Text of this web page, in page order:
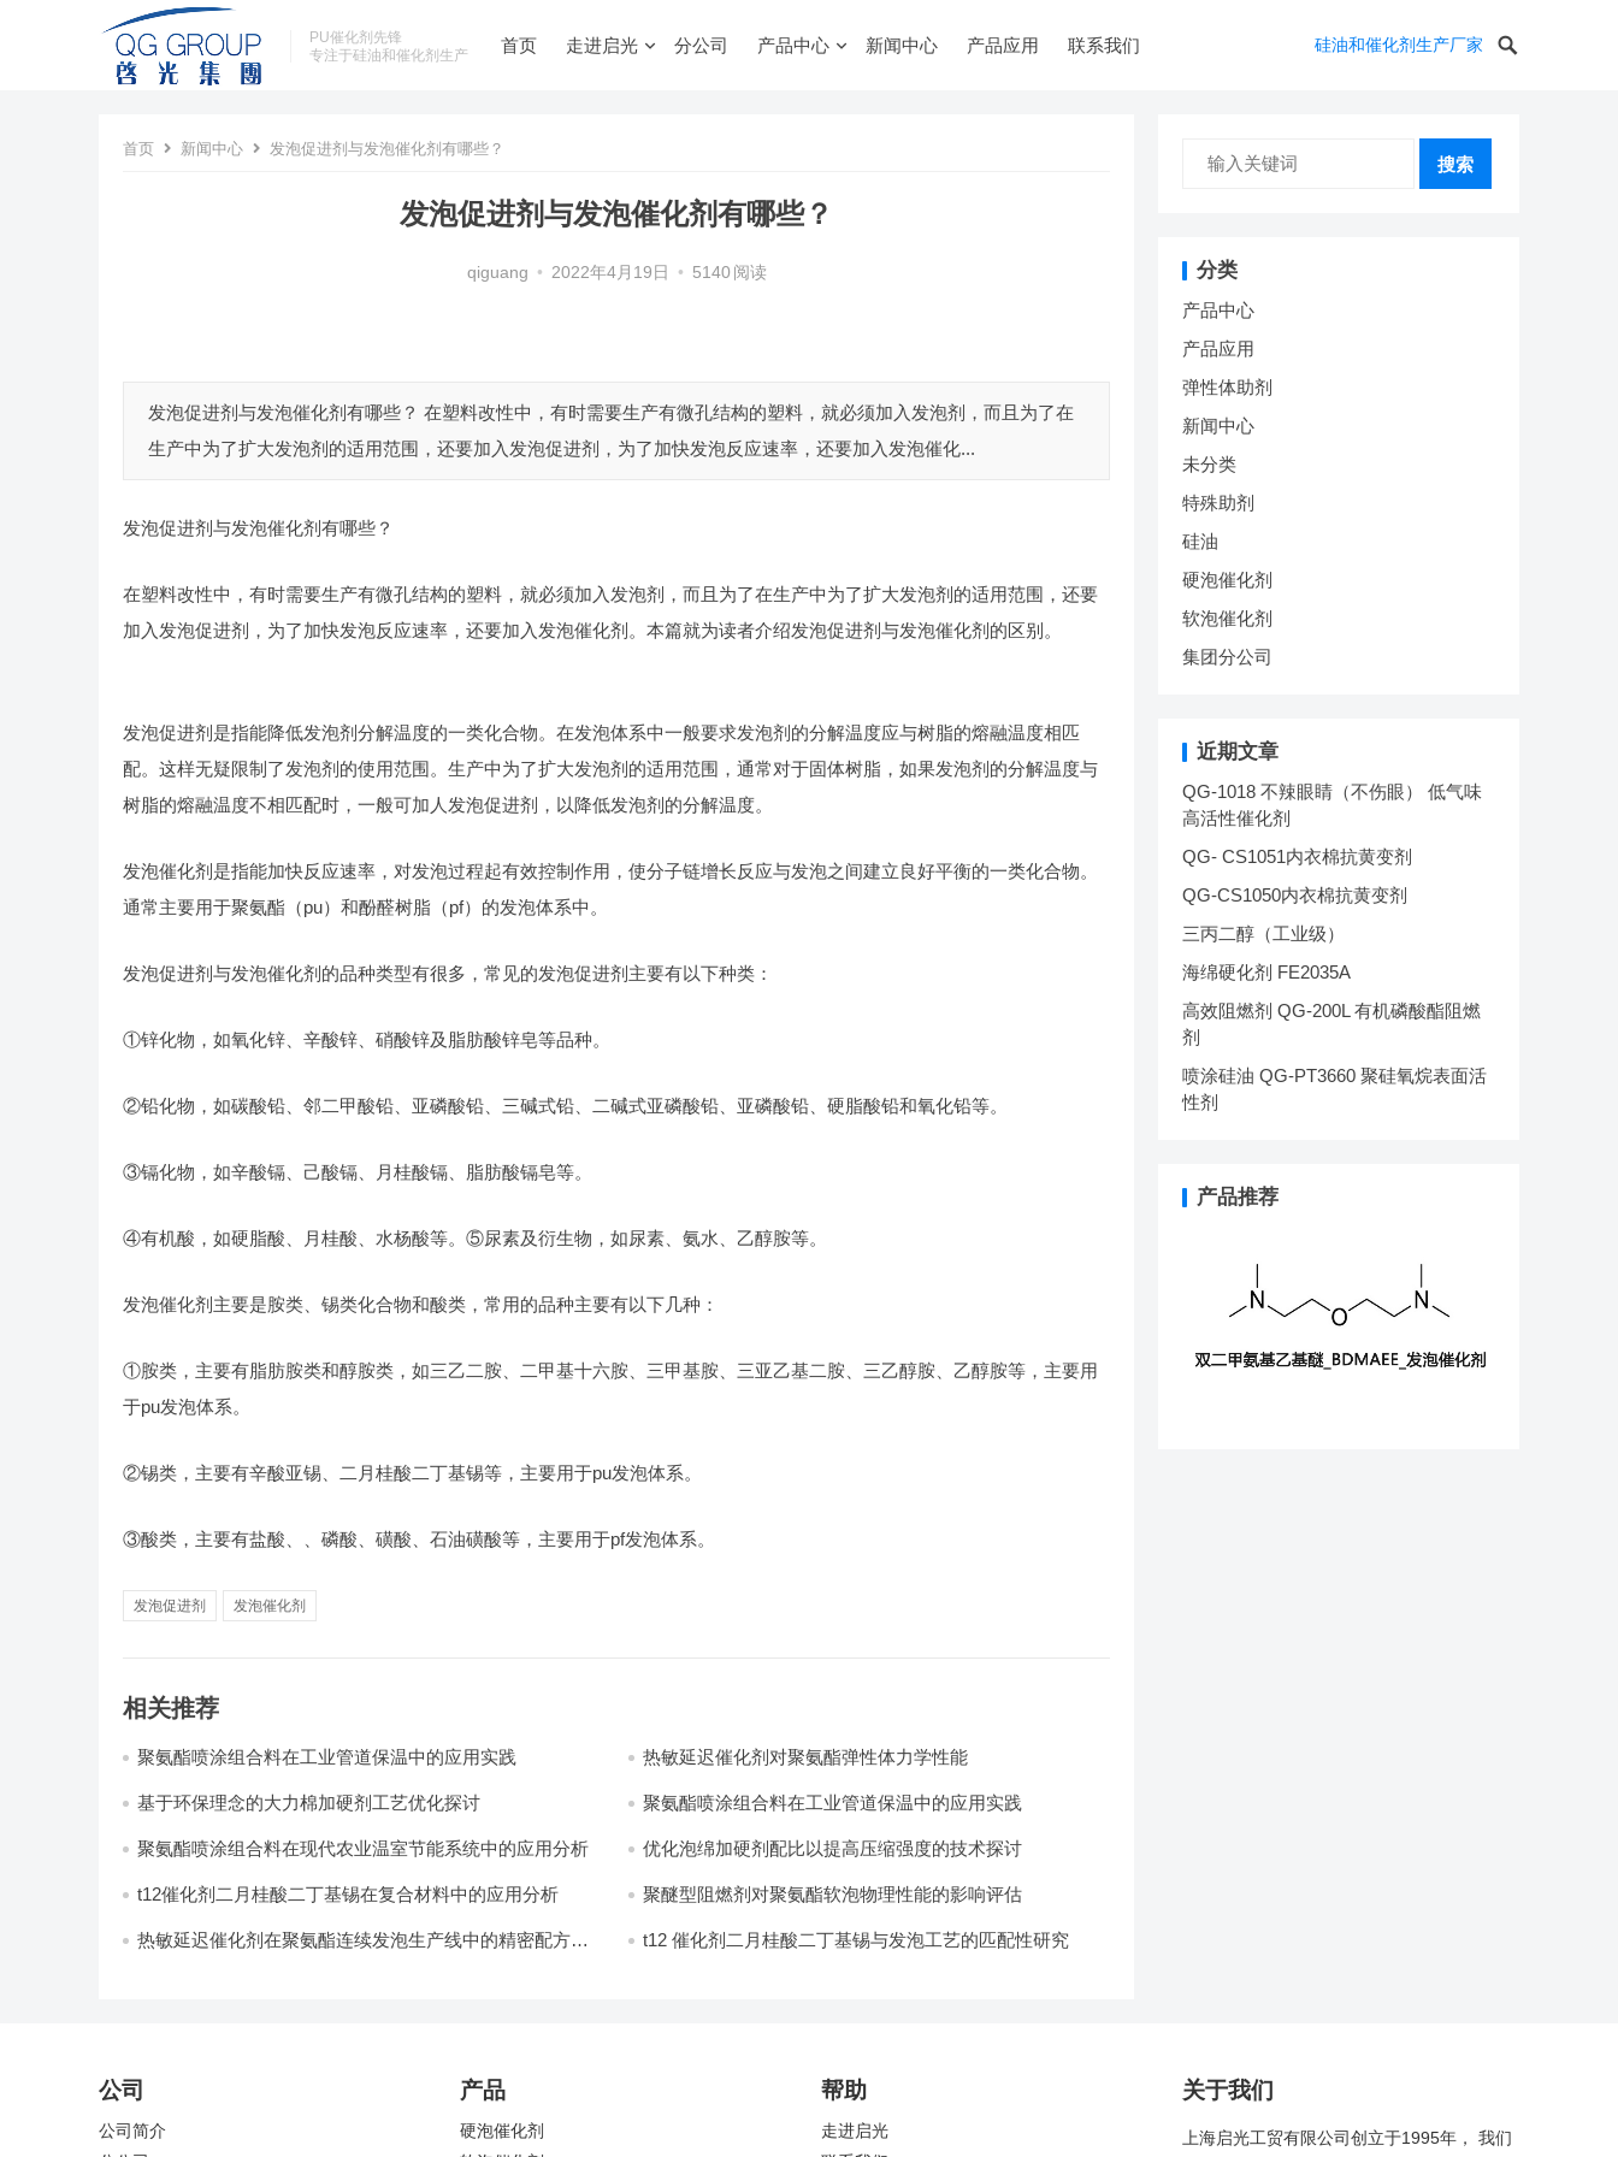
PU催化剂先锋
专注于硅油和催化剂生产
首页 走进启光 分公司 产品中心 新闻中心 产品应用 联系我们 硅油和催化剂生产厂家
首页 新闻中心 发泡促进剂与发泡催化剂有哪些？
发泡促进剂与发泡催化剂有哪些？
qiguang • 2022年4月19日 • 5140 阅读
发泡促进剂与发泡催化剂有哪些？ 在塑料改性中，有时需要生产有微孔结构的塑料，就必须加入发泡剂，而且为了在
生产中为了扩大发泡剂的适用范围，还要加入发泡促进剂，为了加快发泡反应速率，还要加入发泡催化...
发泡促进剂与发泡催化剂有哪些？
在塑料改性中，有时需要生产有微孔结构的塑料，就必须加入发泡剂，而且为了在生产中为了扩大发泡剂的适用范围，还要
加入发泡促进剂，为了加快发泡反应速率，还要加入发泡催化剂。本篇就为读者介绍发泡促进剂与发泡催化剂的区别。
发泡促进剂是指能降低发泡剂分解温度的一类化合物。在发泡体系中一般要求发泡剂的分解温度应与树脂的熔融温度相匹
配。这样无疑限制了发泡剂的使用范围。生产中为了扩大发泡剂的适用范围，通常对于固体树脂，如果发泡剂的分解温度与
树脂的熔融温度不相匹配时，一般可加人发泡促进剂，以降低发泡剂的分解温度。
发泡催化剂是指能加快反应速率，对发泡过程起有效控制作用，使分子链增长反应与发泡之间建立良好平衡的一类化合物。
通常主要用于聚氨酯（pu）和酚醛树脂（pf）的发泡体系中。
发泡促进剂与发泡催化剂的品种类型有很多，常见的发泡促进剂主要有以下种类：
①锌化物，如氧化锌、辛酸锌、硝酸锌及脂肪酸锌皂等品种。
②铅化物，如碳酸铅、邻二甲酸铅、亚磷酸铅、三碱式铅、二碱式亚磷酸铅、亚磷酸铅、硬脂酸铅和氧化铅等。
③镉化物，如辛酸镉、己酸镉、月桂酸镉、脂肪酸镉皂等。
④有机酸，如硬脂酸、月桂酸、水杨酸等。⑤尿素及衍生物，如尿素、氨水、乙醇胺等。
发泡催化剂主要是胺类、锡类化合物和酸类，常用的品种主要有以下几种：
①胺类，主要有脂肪胺类和醇胺类，如三乙二胺、二甲基十六胺、三甲基胺、三亚乙基二胺、三乙醇胺、乙醇胺等，主要用
于pu发泡体系。
②锡类，主要有辛酸亚锡、二月桂酸二丁基锡等，主要用于pu发泡体系。
③酸类，主要有盐酸、、磷酸、磺酸、石油磺酸等，主要用于pf发泡体系。
发泡促进剂 发泡催化剂
相关推荐
聚氨酯喷涂组合料在工业管道保温中的应用实践 热敏延迟催化剂对聚氨酯弹性体力学性能
基于环保理念的大力棉加硬剂工艺优化探讨 聚氨酯喷涂组合料在工业管道保温中的应用实践
聚氨酯喷涂组合料在现代农业温室节能系统中的应用分析​ 优化泡绵加硬剂配比以提高压缩强度的技术探讨
t12催化剂二月桂酸二丁基锡在复合材料中的应用分析 聚醚型阻燃剂对聚氨酯软泡物理性能的影响评估​
热敏延迟催化剂在聚氨酯连续发泡生产线中的精密配方设
t12 催化剂二月桂酸二丁基锡与发泡工艺的匹配性研究
搜索
分类
产品中心
产品应用
弹性体助剂
新闻中心
未分类
特殊助剂
硅油
硬泡催化剂
软泡催化剂
集团分公司
近期文章
QG-1018 不辣眼睛（不伤眼） 低气味
高活性催化剂
QG- CS1051内衣棉抗黄变剂
QG-CS1050内衣棉抗黄变剂
三丙二醇（工业级）
海绵硬化剂 FE2035A
高效阻燃剂 QG-200L 有机磷酸酯阻燃
剂
喷涂硅油 QG-PT3660 聚硅氧烷表面活
性剂
产品推荐
公司
公司简介
产品
硬泡催化剂
帮助
走进启光
关于我们
上海启光工贸有限公司创立于1995年， 我们